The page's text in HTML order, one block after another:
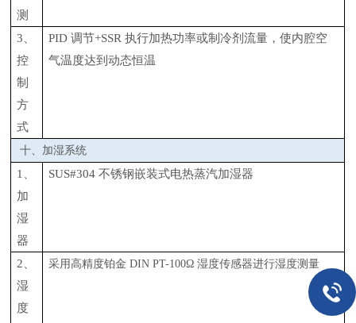
测
3、
控
制
方
式
PID 调节+SSR 执行加热功率或制冷剂流量，使内腔空
气温度达到动态恒温
十、加湿系统
1、
加
湿
器
SUS#304 不锈钢嵌装式电热蒸汽加湿器
2、
湿
度
采用高精度铂金 DIN PT-100Ω 湿度传感器进行湿度测量